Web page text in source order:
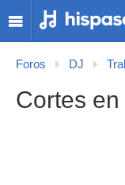
Foros DJ
Cortes